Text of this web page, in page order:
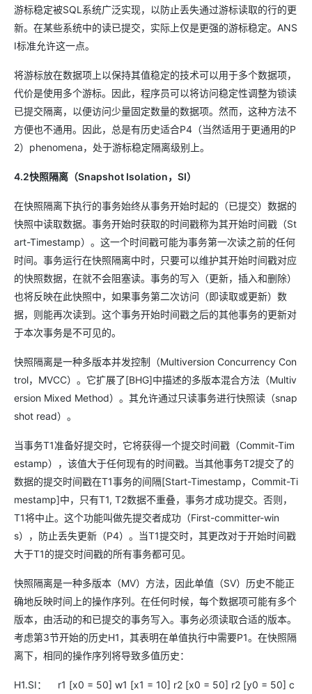
游标稳定被SQL系统广泛实现，以防止丢失通过游标读取的行的更
新。在某些系统中的读已提交，实际上仅是更强的游标稳定。ANS
I标准允许这一点。
将游标放在数据项上以保持其值稳定的技术可以用于多个数据项，
代价是使用多个游标。因此，程序员可以将访问稳定性调整为锁读
已提交隔离，以便访问少量固定数量的数据项。然而，这种方法不
方便也不通用。因此，总是有历史适合P4（当然适用于更通用的P
2）phenomena，处于游标稳定隔离级别上。
4.2快照隔离（Snapshot Isolation，SI）
在快照隔离下执行的事务始终从事务开始时起的（已提交）数据的
快照中读取数据。事务开始时获取的时间戳称为其开始时间戳（St
art-Timestamp）。这一个时间戳可能为事务第一次读之前的任何
时间。事务运行在快照隔离中时，只要可以维护其开始时间戳对应
的快照数据，在就不会阻塞读。事务的写入（更新，插入和删除）
也将反映在此快照中，如果事务第二次访问（即读取或更新）数
据，则能再次读到。这个事务开始时间戳之后的其他事务的更新对
于本次事务是不可见的。
快照隔离是一种多版本并发控制（Multiversion Concurrency Con
trol，MVCC）。它扩展了[BHG]中描述的多版本混合方法（Multiv
ersion Mixed Method）。其允许通过只读事务进行快照读（snap
shot read）。
当事务T1准备好提交时，它将获得一个提交时间戳（Commit-Tim
estamp），该值大于任何现有的时间戳。当其他事务T2提交了的
数据的提交时间戳在T1事务的间隔[Start-Timestamp，Commit-Ti
mestamp]中，只有T1, T2数据不重叠，事务才成功提交。否则，
T1将中止。这个功能叫做先提交者成功（First-committer-win
s），防止丢失更新（P4）。当T1提交时，其更改对于开始时间戳
大于T1的提交时间戳的所有事务都可见。
快照隔离是一种多版本（MV）方法，因此单值（SV）历史不能正
确地反映时间上的操作序列。在任何时候，每个数据项可能有多个
版本，由活动的和已提交的事务写入。事务必须读取合适的版本。
考虑第3节开始的历史H1，其表明在单值执行中需要P1。在快照隔
离下，相同的操作序列将导致多值历史：
H1.SI： r1 [x0 = 50] w1 [x1 = 10] r2 [x0 = 50] r2 [y0 = 50] c